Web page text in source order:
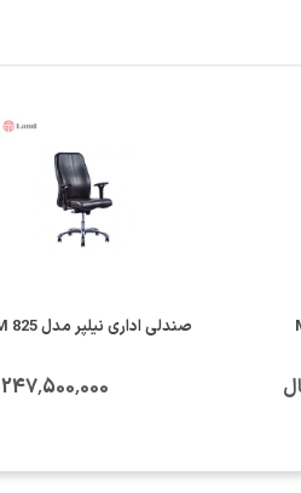
صندلی اداری نیلپر مدل OCM 825
247٬500٬000 ریال